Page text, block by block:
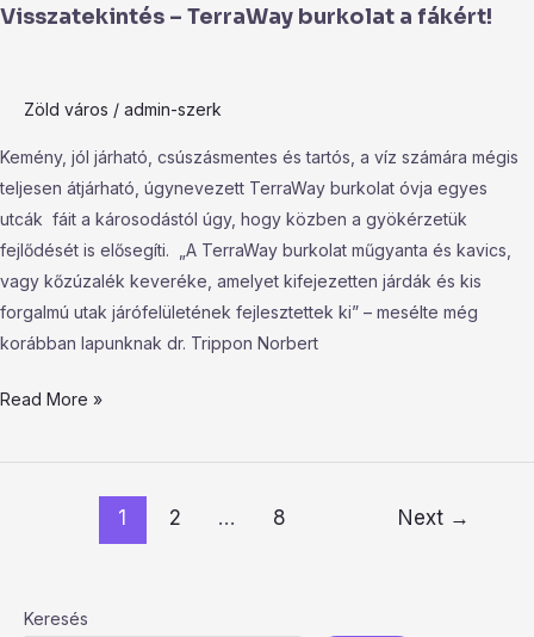
Visszatekintés – TerraWay burkolat a fákért!
Zöld város / admin-szerk
Kemény, jól járható, csúszásmentes és tartós, a víz számára mégis
teljesen átjárható, úgynevezett TerraWay burkolat óvja egyes
utcák fáit a károsodástól úgy, hogy közben a gyökérzetük
fejlődését is elősegíti. „A TerraWay burkolat műgyanta és kavics,
vagy kőzúzalék keveréke, amelyet kifejezetten járdák és kis
forgalmú utak járófelületének fejlesztettek ki” – mesélte még
korábban lapunknak dr. Trippon Norbert
TerraWay
fákért!
Read More »
1 2 … 8 Next →
Keresés